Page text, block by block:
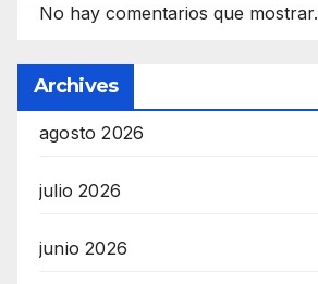
No hay comentarios que mostrar.
Archives
agosto 2026
julio 2026
junio 2026